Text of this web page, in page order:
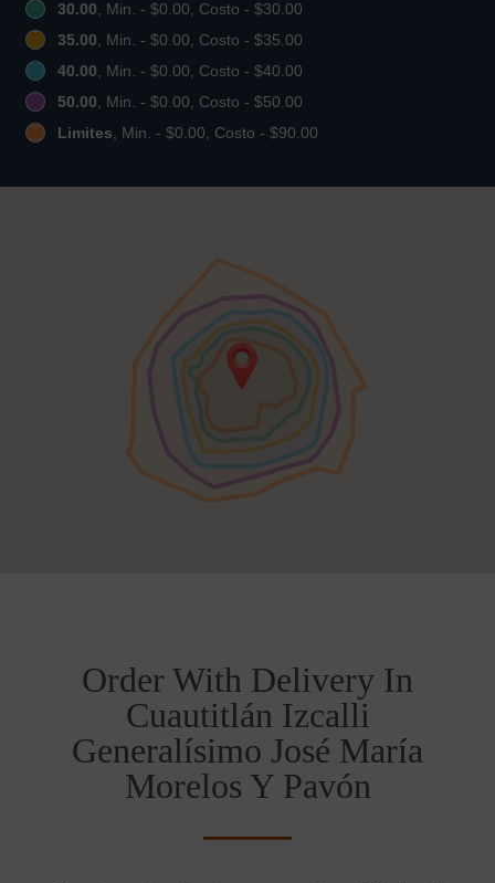
30.00, Min. - $0.00, Costo - $30.00
35.00, Min. - $0.00, Costo - $35.00
40.00, Min. - $0.00, Costo - $40.00
50.00, Min. - $0.00, Costo - $50.00
Limites, Min. - $0.00, Costo - $90.00
Order With Delivery In
Cuautitlán Izcalli
Generalísimo José María
Morelos Y Pavón